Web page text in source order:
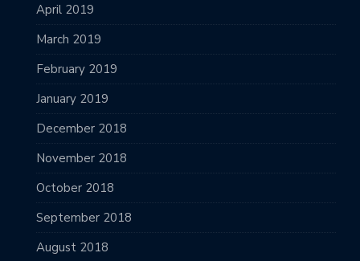
April 2019
March 2019
February 2019
January 2019
December 2018
November 2018
October 2018
September 2018
August 2018